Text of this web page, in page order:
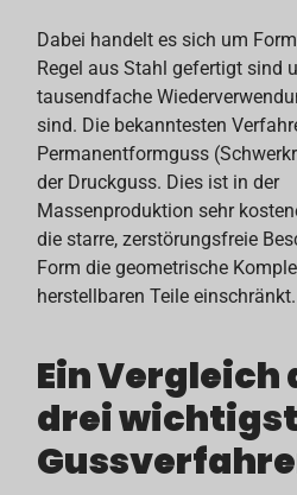
Dabei handelt es sich um
Regel aus Stahl gefertigt sind
tausendfache
sind. Die bekanntesten
Permanentformguss
der Druckguss. Dies ist in der
Massenproduktion sehr
die starre, zerstörungsfreie
Form die geometrische
herstellbaren Teile einschränkt.
Ein Vergleich
drei